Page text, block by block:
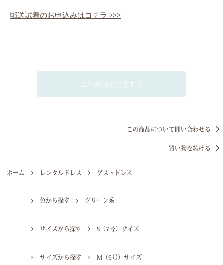
郵送試着のお申込みはコチラ >>>
この商品を注文する
この商品について問い合わせる
買い物を続ける
ホーム レンタルドレス ゲストドレス
色から探す グリーン系
サイズから探す S（7号）サイズ
サイズから探す M（9号）サイズ